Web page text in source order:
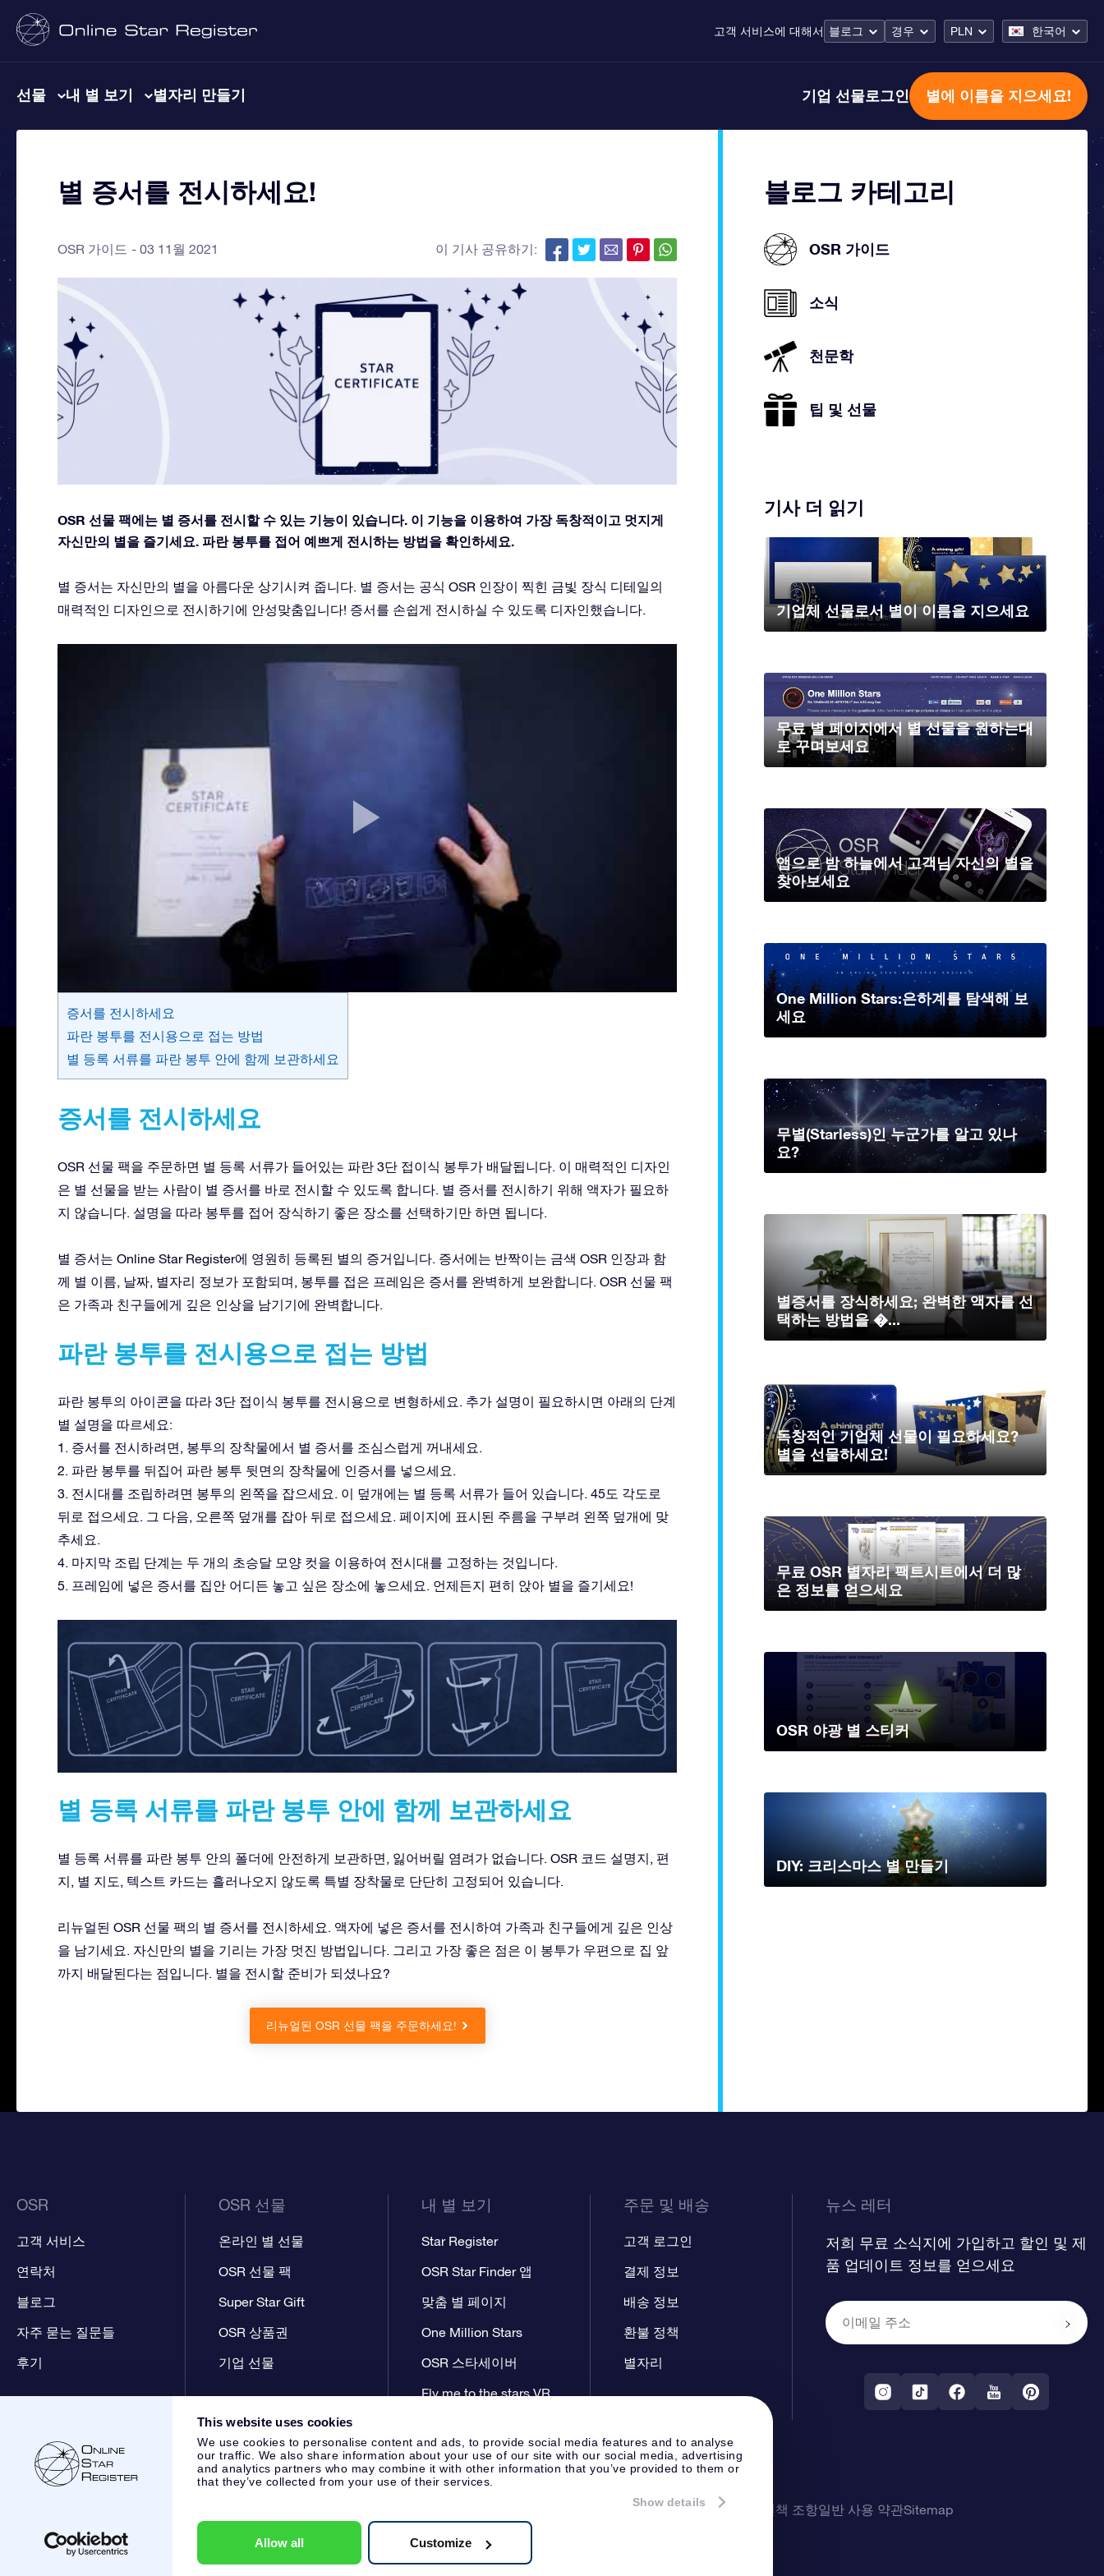
This website uses cookies
We use cookies to personalise content and ads, to provide social media features and to analyse
our traffic. We also share information about your use of our site with our social media, advertising
and analytics partners who may combine it with other information that you’ve provided to them or
that they’ve collected from your use of their services.
Show details
Allow all Customize
고객 서비스에 대해서 블로그 경우 PLN 한국어
선물 내 별 보기 별자리 만들기 기업 선물로그인 별에 이름을 지으세요!
별 증서를 전시하세요!
OSR 가이드 03 11월 2021 이 기사 공유하기:
OSR 선물 팩에는 별 증서를 전시할 수 있는 기능이 있습니다. 이 기능을 이용하여 가장 독창적이고 멋지게
자신만의 별을 즐기세요. 파란 봉투를 접어 예쁘게 전시하는 방법을 확인하세요.
별 증서는 자신만의 별을 아름다운 상기시켜 줍니다. 별 증서는 공식 OSR 인장이 찍힌 금빛 장식 디테일의
매력적인 디자인으로 전시하기에 안성맞춤입니다! 증서를 손쉽게 전시하실 수 있도록 디자인했습니다.
증서를 전시하세요
파란 봉투를 전시용으로 접는 방법
별 등록 서류를 파란 봉투 안에 함께 보관하세요
증서를 전시하세요
OSR 선물 팩을 주문하면 별 등록 서류가 들어있는 파란 3단 접이식 봉투가 배달됩니다. 이 매력적인 디자인
은 별 선물을 받는 사람이 별 증서를 바로 전시할 수 있도록 합니다. 별 증서를 전시하기 위해 액자가 필요하
지 않습니다. 설명을 따라 봉투를 접어 장식하기 좋은 장소를 선택하기만 하면 됩니다.
별 증서는 Online Star Register에 영원히 등록된 별의 증거입니다. 증서에는 반짝이는 금색 OSR 인장과 함
께 별 이름, 날짜, 별자리 정보가 포함되며, 봉투를 접은 프레임은 증서를 완벽하게 보완합니다. OSR 선물 팩
은 가족과 친구들에게 깊은 인상을 남기기에 완벽합니다.
파란 봉투를 전시용으로 접는 방법
파란 봉투의 아이콘을 따라 3단 접이식 봉투를 전시용으로 변형하세요. 추가 설명이 필요하시면 아래의 단계
별 설명을 따르세요:
1. 증서를 전시하려면, 봉투의 장착물에서 별 증서를 조심스럽게 꺼내세요.
2. 파란 봉투를 뒤집어 파란 봉투 뒷면의 장착물에 인증서를 넣으세요.
3. 전시대를 조립하려면 봉투의 왼쪽을 잡으세요. 이 덮개에는 별 등록 서류가 들어 있습니다. 45도 각도로
뒤로 접으세요. 그 다음, 오른쪽 덮개를 잡아 뒤로 접으세요. 페이지에 표시된 주름을 구부려 왼쪽 덮개에 맞
추세요.
4. 마지막 조립 단계는 두 개의 초승달 모양 컷을 이용하여 전시대를 고정하는 것입니다.
5. 프레임에 넣은 증서를 집안 어디든 놓고 싶은 장소에 놓으세요. 언제든지 편히 앉아 별을 즐기세요!
별 등록 서류를 파란 봉투 안에 함께 보관하세요
별 등록 서류를 파란 봉투 안의 폴더에 안전하게 보관하면, 잃어버릴 염려가 없습니다. OSR 코드 설명지, 편
지, 별 지도, 텍스트 카드는 흘러나오지 않도록 특별 장착물로 단단히 고정되어 있습니다.
리뉴얼된 OSR 선물 팩의 별 증서를 전시하세요. 액자에 넣은 증서를 전시하여 가족과 친구들에게 깊은 인상
을 남기세요. 자신만의 별을 기리는 가장 멋진 방법입니다. 그리고 가장 좋은 점은 이 봉투가 우편으로 집 앞
까지 배달된다는 점입니다. 별을 전시할 준비가 되셨나요?
리뉴얼된 OSR 선물 팩을 주문하세요!
블로그 카테고리
OSR 가이드
소식
천문학
팁 및 선물
기사 더 읽기
기업체 선물로서 별이 이름을 지으세요
무료 별 페이지에서 별 선물을 원하는대
로 꾸며보세요
앱으로 밤 하늘에서 고객님 자신의 별을
찾아보세요
One Million Stars:은하계를 탐색해 보
세요
무별(Starless)인 누군가를 알고 있나
요?
별증서를 장식하세요; 완벽한 액자를 선
택하는 방법을 �...
독창적인 기업체 선물이 필요하세요?
별을 선물하세요!
무료 OSR 별자리 팩트시트에서 더 많
은 정보를 얻으세요
OSR 야광 별 스티커
DIY: 크리스마스 별 만들기
OSR
고객 서비스
연락처
블로그
자주 묻는 질문들
후기
OSR 선물
온라인 별 선물
OSR 선물 팩
Super Star Gift
OSR 상품권
기업 선물
내 별 보기
Star Register
OSR Star Finder 앱
맞춤 별 페이지
One Million Stars
OSR 스타세이버
Fly me to the stars VR
주문 및 배송
고객 로그인
결제 정보
배송 정보
환불 정책
별자리
뉴스 레터
저희 무료 소식지에 가입하고 할인 및 제
품 업데이트 정보를 얻으세요
고객 서비스:help@osr.org KVK: 60333553, VAT: NL 8538.62.722B01
프레스 페이지개인정보보호 정책 및 면책 조항일반 사용 약관Sitemap